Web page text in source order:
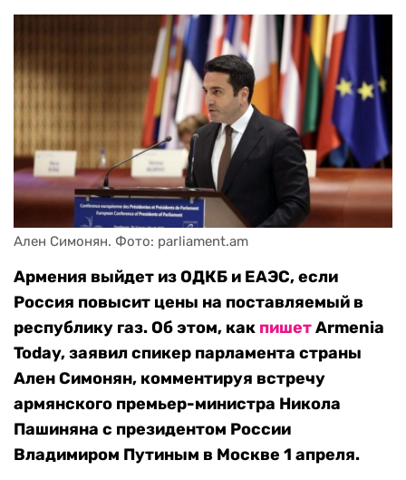
Ален Симонян. Фото: parliament.am
Армения выйдет из ОДКБ и ЕАЭС, если
Россия повысит цены на поставляемый в
республику газ. Об этом, как пишетArmenia
Today, заявил спикер парламента страны
Ален Симонян, комментируя встречу
армянского премьер-министра Никола
Пашиняна с президентом России
Владимиром Путиным в Москве 1 апреля.